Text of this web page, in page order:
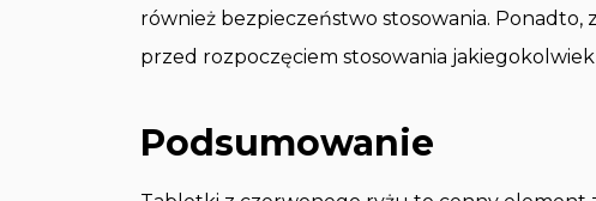
również bezpieczeństwo stosowania. Ponadto,
przed rozpoczęciem stosowania
Podsumowanie